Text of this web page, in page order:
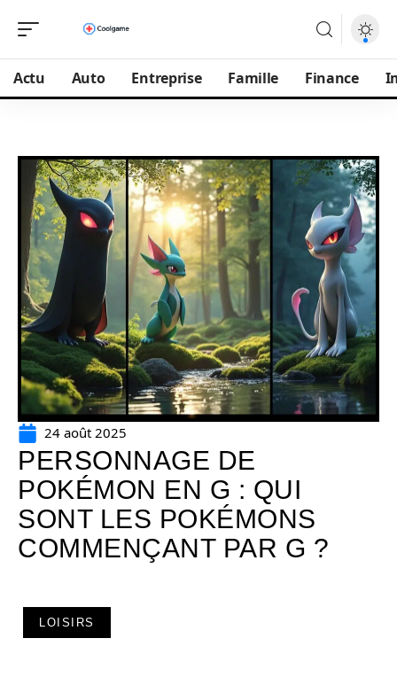
Actu Auto Entreprise Famille Finance
24 août 2025
PERSONNAGE DE
POKÉMON EN G : QUI
SONT LES POKÉMONS
COMMENÇANT PAR G ?
LOISIRS